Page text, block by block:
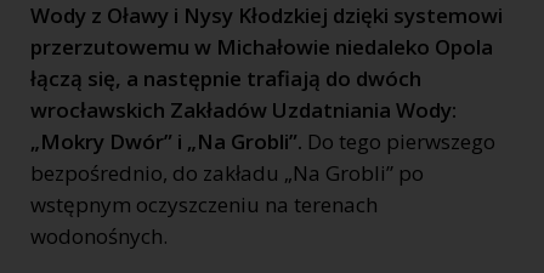
Wody z Oławy i Nysy Kłodzkiej dzięki systemowi
przerzutowemu w Michałowie niedaleko Opola
łączą się, a następnie trafiają do dwóch
wrocławskich Zakładów Uzdatniania Wody:
„Mokry Dwór” i „Na Grobli”. Do tego pierwszego
bezpośrednio, do zakładu „Na Grobli” po
wstępnym oczyszczeniu na terenach
wodonośnych.